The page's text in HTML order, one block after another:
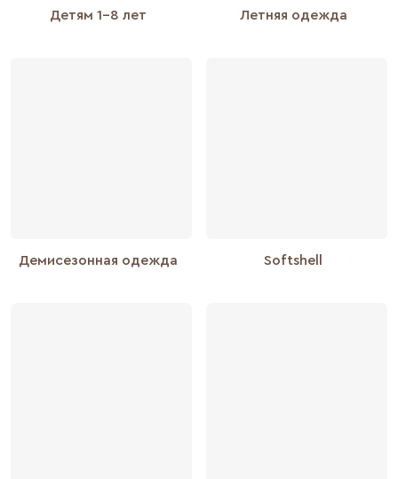
Детям 1-8 лет Летняя одежда
Демисезонная одежда Softshell